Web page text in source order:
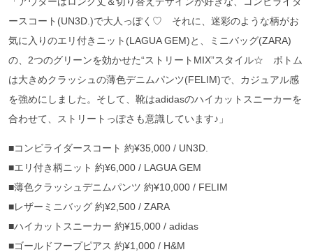
ースコート(UN3D.)で大人っぽく♡ それに、迷彩のような柄がお
気に入りのエリ付きニット(LAGUA GEM)と、ミニバッグ(ZARA)
の、2つのグリーンを効かせた“ストリートMIX”スタイル☆ ボトム
は大きめクラッシュの薄色デニムパンツ(FELIM)で、カジュアル感
を強めにしました。そして、靴はadidasのハイカットスニーカーを
合わせて、ストリートっぽさも意識しています♪」
■コンビライダースコート 約¥35,000 / UN3D.
■エリ付き柄ニット 約¥6,000 / LAGUA GEM
■薄色クラッシュデニムパンツ 約¥10,000 / FELIM
■レザーミニバッグ 約¥2,500 / ZARA
■ハイカットスニーカー 約¥15,000 / adidas
■ゴールドフープピアス 約¥1,000 / H&M